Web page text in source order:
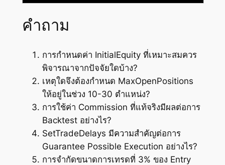
คำถาม
การกำหนดค่า InitialEquity ที่เหมาะสมควร
พิจารณาจากปัจจัยใดบ้าง?
เหตุใดจึงต้องกำหนด MaxOpenPositions
ให้อยู่ในช่วง 10-30 ตำแหน่ง?
การใช้ค่า Commission ที่แท้จริงมีผลต่อการ
Backtest อย่างไร?
SetTradeDelays มีความสำคัญต่อการ
Guarantee Possible Execution อย่างไร?
การจำกัดขนาดการเทรดที่ 3% ของ Entry